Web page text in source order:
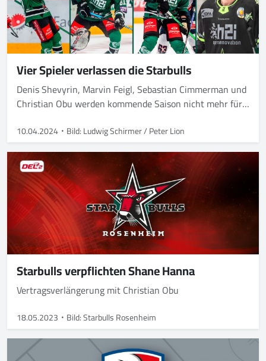
Vier Spieler verlassen die Starbulls
Denis Shevyrin, Marvin Feigl, Sebastian Cimmerman und
Christian Obu werden kommende Saison nicht mehr für
10.04.2024 Bild: Ludwig Schirmer / Peter Lion
Starbulls verpflichten Shane Hanna
Vertragsverlängerung mit Christian Obu
18.05.2023 Bild: Starbulls Rosenheim